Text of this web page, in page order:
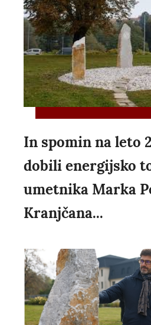
In spomin na leto
dobili energijsko
umetnika Marka
Kranjčana...